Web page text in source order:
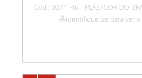
Cód.: 0071146 - PLASTCOR DO
Identifique-se para ver